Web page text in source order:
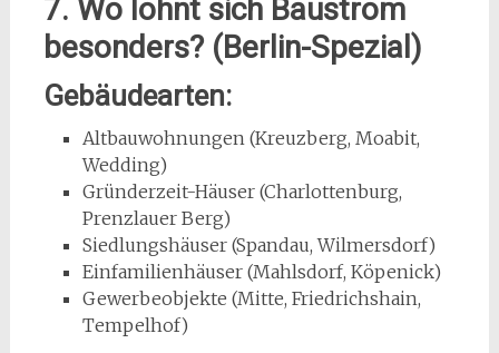
7. Wo lohnt sich Baustrom
besonders? (Berlin-Spezial)
Gebäudearten:
Altbauwohnungen (Kreuzberg, Moabit,
Wedding)
Gründerzeit-Häuser (Charlottenburg,
Prenzlauer Berg)
Siedlungshäuser (Spandau, Wilmersdorf)
Einfamilienhäuser (Mahlsdorf, Köpenick)
Gewerbeobjekte (Mitte, Friedrichshain,
Tempelhof)